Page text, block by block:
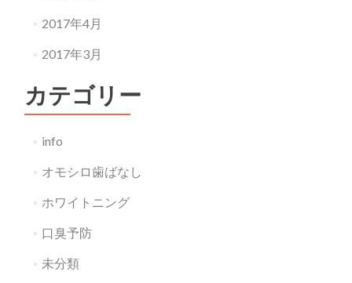
2017年4月
2017年3月
カテゴリー
info
オモシロ歯ばなし
ホワイトニング
口臭予防
未分類